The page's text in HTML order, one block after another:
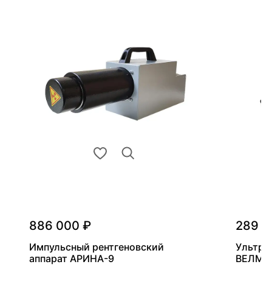
886 000 ₽
Импульсный рентгеновский
аппарат АРИНА-9
289